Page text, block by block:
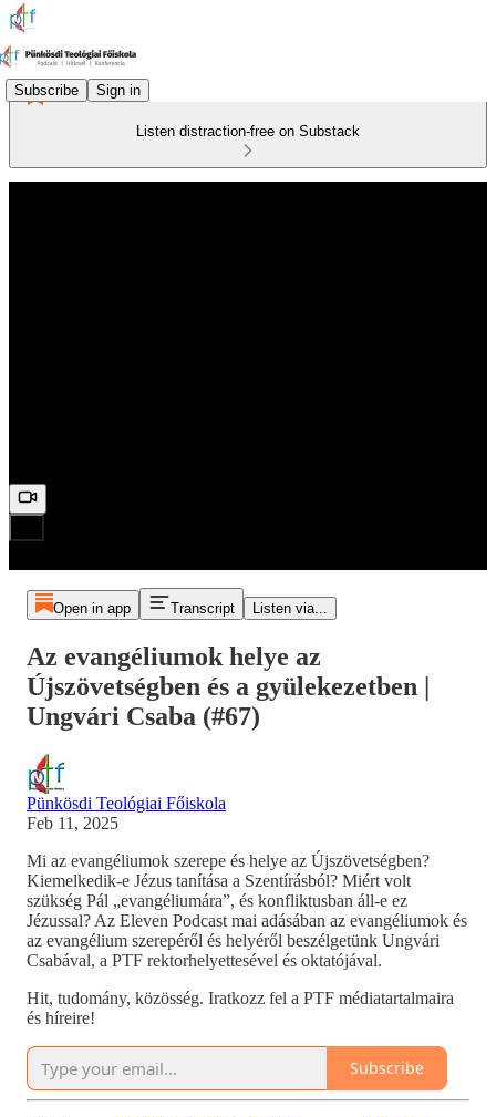
Subscribe Sign in
Listen distraction-free on Substack
Open in app Transcript Listen via...
Az evangéliumok helye az
Újszövetségben és a gyülekezetben |
Ungvári Csaba (#67)
Pünkösdi Teológiai Főiskola
Feb 11, 2025
Mi az evangéliumok szerepe és helye az Újszövetségben?
Kiemelkedik-e Jézus tanítása a Szentírásból? Miért volt
szükség Pál „evangéliumára”, és konfliktusban áll-e ez
Jézussal? Az Eleven Podcast mai adásában az evangéliumok és
az evangélium szerepéről és helyéről beszélgetünk Ungvári
Csabával, a PTF rektorhelyettesével és oktatójával.
Hit, tudomány, közösség. Iratkozz fel a PTF médiatartalmaira
és híreire!
Subscribe